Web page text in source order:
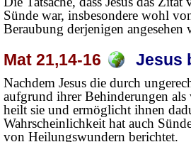
Sünde war, insbesondere wohl
Beraubung derjenigen
Mat 21,14-16 Jesus
Nachdem Jesus die durch
aufgrund ihrer Behinderungen als
heilt sie und ermöglicht ihnen
Wahrscheinlichkeit hat auch
von Heilungswundern berichtet.